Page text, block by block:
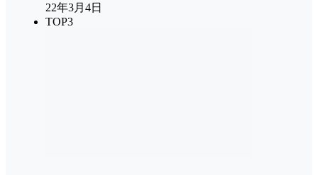
22年3月4日
TOP3